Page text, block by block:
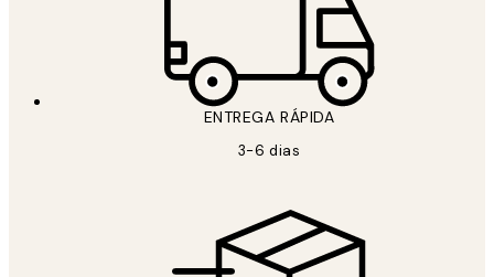
ENTREGA RÁPIDA
3-6 dias